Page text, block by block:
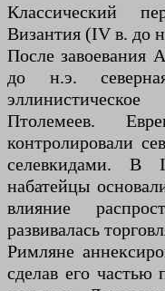
Классический
Византия (IV в. до
После завоевания
до н.э.
Птолемеев.
контролировали
селевкидами. В
набатейцы
влияние
развивалась
Римляне
сделав его